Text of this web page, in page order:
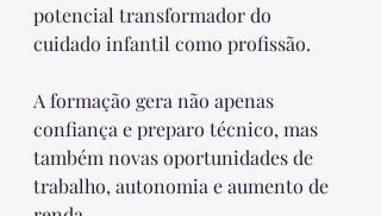
potencial transformador do
cuidado infantil como profissão.
A formação gera não apenas
confiança e preparo técnico, mas
também novas oportunidades de
trabalho, autonomia e aumento de